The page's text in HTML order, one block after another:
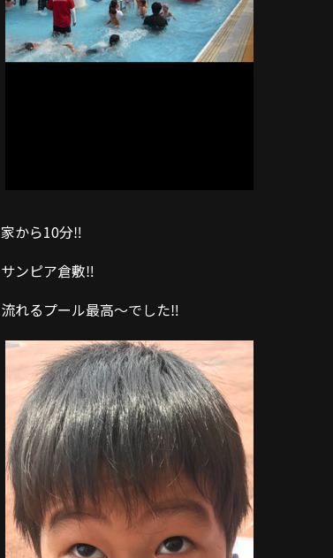
家から10分‼️
サンピア倉敷‼️
流れるプール最高〜でした‼️